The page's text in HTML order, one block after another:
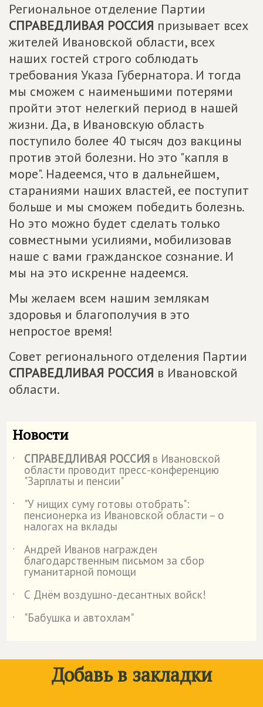
Региональное отделение Партии
СПРАВЕДЛИВАЯ РОССИЯ призывает всех
жителей Ивановской области, всех
наших гостей строго соблюдать
требования Указа Губернатора. И тогда
мы сможем с наименьшими потерями
пройти этот нелегкий период в нашей
жизни. Да, в Ивановскую область
поступило более 40 тысяч доз вакцины
против этой болезни. Но это "капля в
море". Надеемся, что в дальнейшем,
стараниями наших властей, ее поступит
больше и мы сможем победить болезнь.
Но это можно будет сделать только
совместными усилиями, мобилизовав
наше с вами гражданское сознание. И
мы на это искренне надеемся.
Мы желаем всем нашим землякам
здоровья и благополучия в это
непростое время!
Совет регионального отделения Партии
СПРАВЕДЛИВАЯ РОССИЯ в Ивановской
области.
Новости
˙ СПРАВЕДЛИВАЯ РОССИЯ в Ивановской
области проводит пресс-конференцию
"Зарплаты и пенсии"
˙
"У нищих суму готовы отобрать":
пенсионерка из Ивановской области – о
налогах на вклады
˙
Андрей Иванов награжден
благодарственным письмом за сбор
гуманитарной помощи
˙
С Днём воздушно-десантных войск!
˙
"Бабушка и автохлам"
Добавь в закладки